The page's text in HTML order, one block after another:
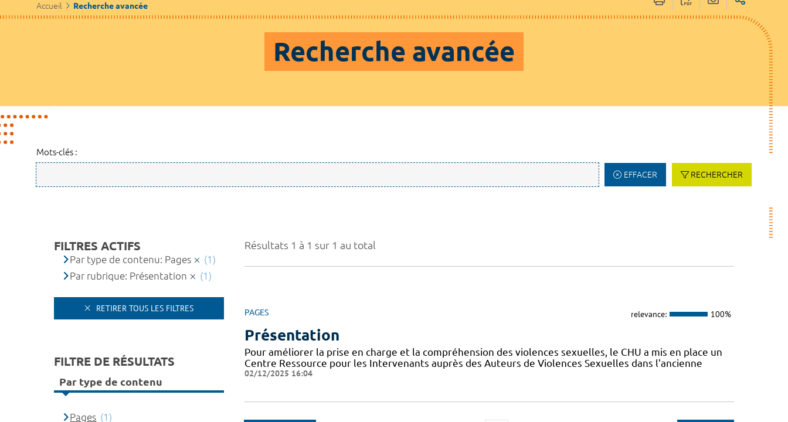
Accueil Recherche avancée
Recherche avancée
Mots-clés :
EFFACER RECHERCHER
Résultats 1 à 1 sur 1 au total
PAGES relevance: 100%
Présentation
Pour améliorer la prise en charge et la compréhension des violences sexuelles, le CHU a mis en place un
Centre Ressource pour les Intervenants auprès des Auteurs de Violences Sexuelles dans l'ancienne
02/12/2025 16:04
FILTRES ACTIFS
Par type de contenu: Pages
(1)
Par rubrique: Présentation
(1)
RETIRER TOUS LES FILTRES
FILTRE DE RÉSULTATS
Par type de contenu
Pages (1)